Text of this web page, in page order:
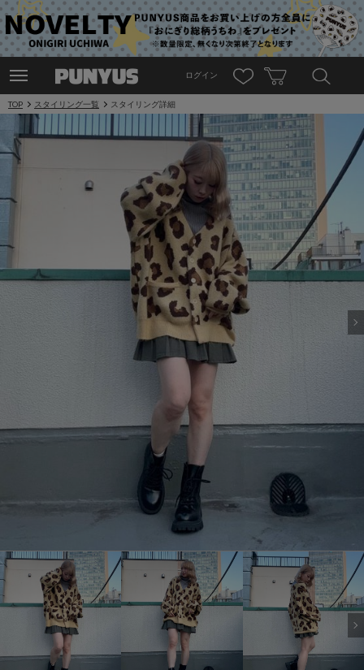
ログイン
TOP スタイリング一覧 スタイリング詳細